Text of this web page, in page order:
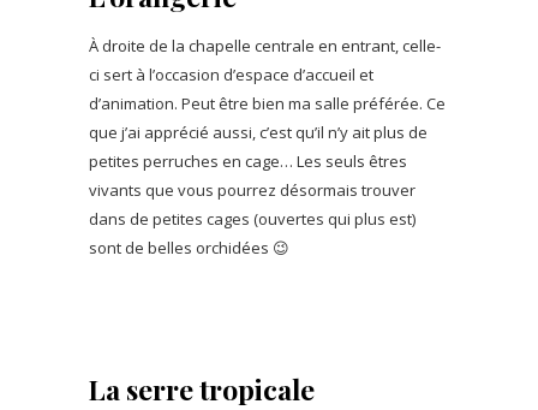
À droite de la chapelle centrale en entrant, celle-
ci sert à l’occasion d’espace d’accueil et
d’animation. Peut être bien ma salle préférée. Ce
que j’ai apprécié aussi, c’est qu’il n’y ait plus de
petites perruches en cage… Les seuls êtres
vivants que vous pourrez désormais trouver
dans de petites cages (ouvertes qui plus est)
sont de belles orchidées 😉
La serre tropicale